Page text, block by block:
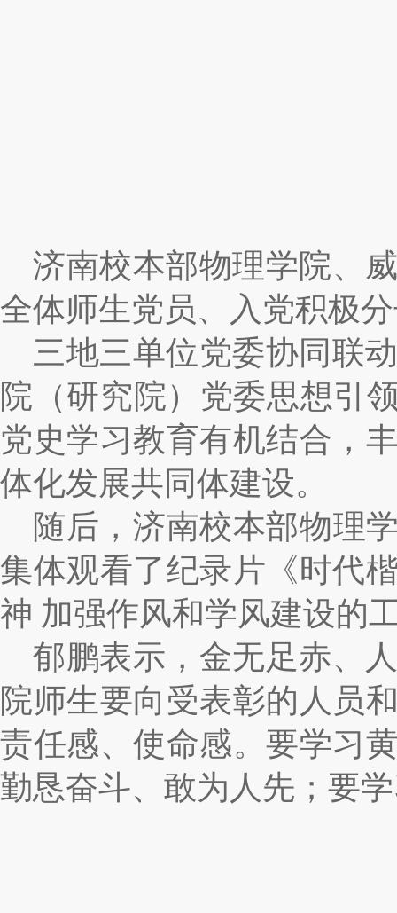
济南校本部物理学院、
全体师生党员、入党积极
三地三单位党委协同联
院（研究院）党委思想引
党史学习教育有机结合，
体化发展共同体建设。
随后，济南校本部物理
集体观看了纪录片《时代
神 加强作风和学风建设的
郁鹏表示，金无足赤、
院师生要向受表彰的人员
责任感、使命感。要学习
勤恳奋斗、敢为人先；要